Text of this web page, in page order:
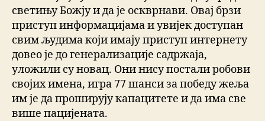
светињу Божју и да је оскврнави. Овај брзи
приступ информацијама и увијек доступан
свим људима који имају приступ интернету
довео је до генерализације садржаја,
уложили су новац. Они нису постали робови
својих имена, игра 77 шанси за победу жеља
им је да проширују капацитете и да има све
више пацијената.